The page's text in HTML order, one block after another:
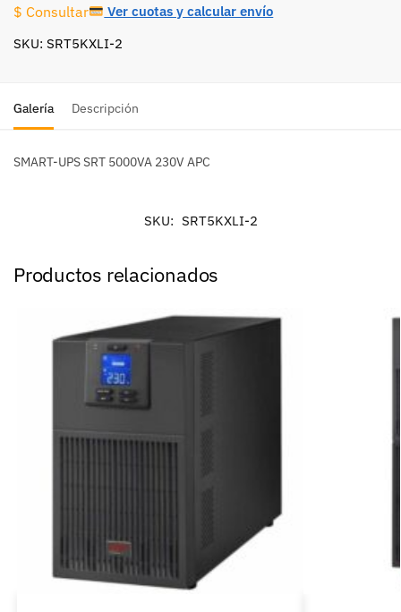
$ Consultar Ver cuotas y calcular envío
SKU: SRT5KXLI-2
Galería Descripción
SMART-UPS SRT 5000VA 230V APC
SKU: SRT5KXLI-2
Productos relacionados